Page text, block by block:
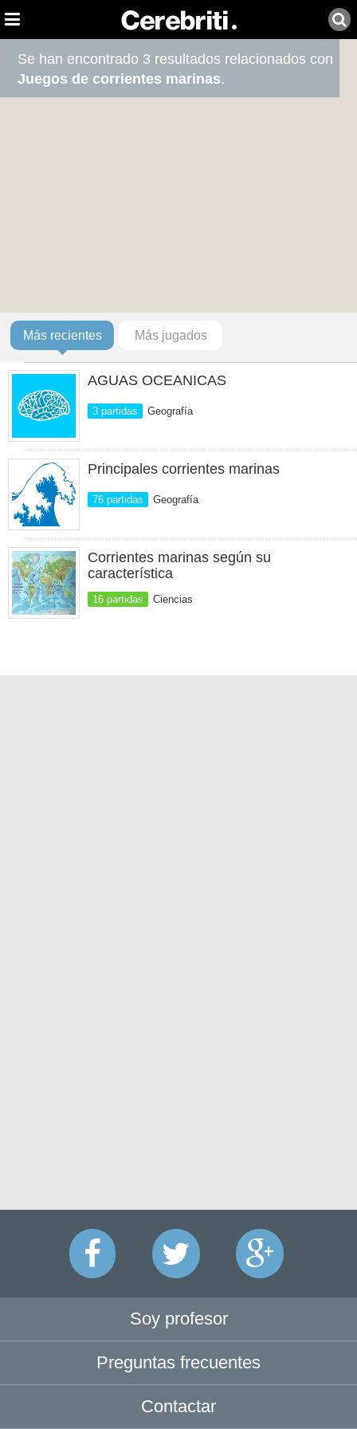
Se han encontrado 3 resultados relacionados con
Juegos de corrientes marinas.
Más recientes Más jugados
AGUAS OCEANICAS
3 partidas Geografía
Principales corrientes marinas
76 partidas Geografía
Corrientes marinas según su
característica
16 partidas Ciencias
Soy profesor
Preguntas frecuentes
Contactar